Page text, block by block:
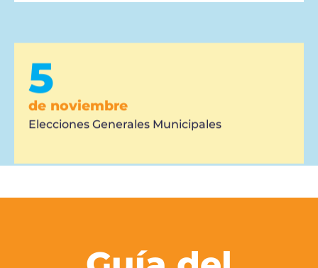
5
de noviembre
Elecciones Generales Municipales